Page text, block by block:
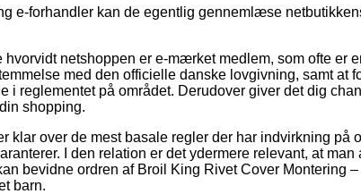
e-forhandler kan de egentlig gennemlæse
netshoppen er e-mærket medlem, som ofte er
med den officielle danske lovgivning, samt at
i reglementet på området. Derudover giver det dig
shopping.
klar over de mest basale regler der har indvirkning på
I den relation er det ydermere relevant, at
bevidne ordren af Broil King Rivet Cover Montering
barn.